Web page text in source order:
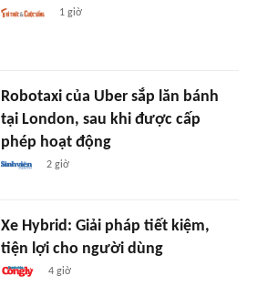
1 giờ
Robotaxi của Uber sắp lăn bánh
tại London, sau khi được cấp
phép hoạt động
2 giờ
Xe Hybrid: Giải pháp tiết kiệm,
tiện lợi cho người dùng
4 giờ